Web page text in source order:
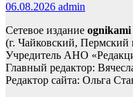
06.08.2026 admin
Сетевое издание ognikami
(г. Чайковский, Пермский
Учредитель АНО
Главный редактор:
Редактор сайта: Ольга